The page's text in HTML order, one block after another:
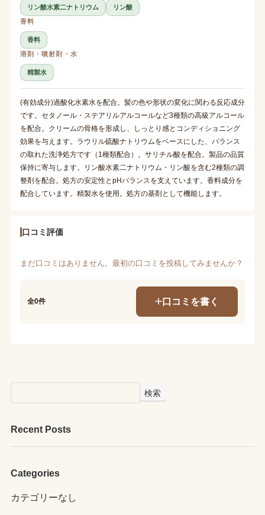
リン酸水素二ナトリウム
リン酸
香料
香料
溶剤・噴射剤・水
精製水
(有効成分)過酸化水素水を配合。髪の色や形状の変化に関わる反応成分
です。セタノール・ステアリルアルコールなど3種類の高級アルコール
を配合。クリームの骨格を形成し、しっとり感とコンディショニング
効果を与えます。ラウリル硫酸ナトリウムをベースにした、バランス
の取れた洗浄処方です（1種類配合）。サリチル酸を配合。製品の品質
保持に寄与します。リン酸水素二ナトリウム・リン酸を含む2種類の調
整剤を配合。処方の安定性とpHバランスを支えています。香料成分を
配合しています。精製水を使用。処方の基剤として機能します。
口コミ評価
まだ口コミはありません。最初の口コミを投稿してみませんか？
全0件 口コミを書く
検索
Recent Posts
Categories
カテゴリーなし